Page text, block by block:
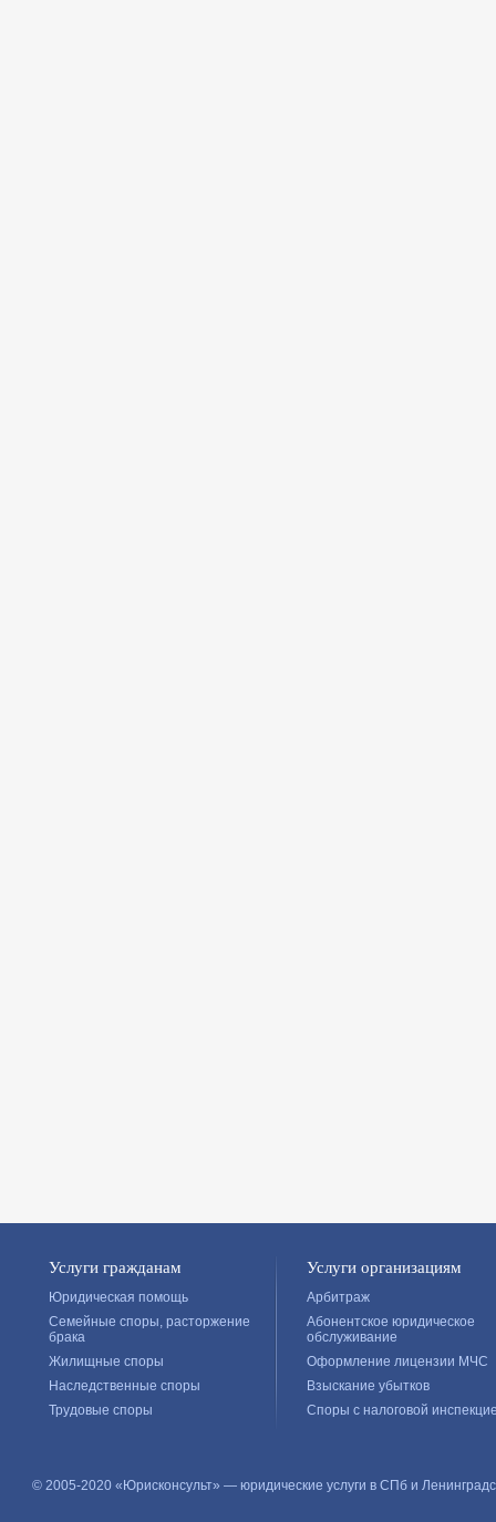
Услуги гражданам
Юридическая помощь
Семейные споры, расторжение
брака
Жилищные споры
Наследственные споры
Трудовые споры
Услуги организациям
Арбитраж
Абонентское юридическое
обслуживание
Оформление лицензии МЧС
Взыскание убытков
Споры с налоговой
© 2005-2020 «Юрисконсульт» — юридические услуги в СПб и